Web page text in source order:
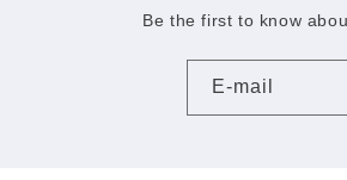
Be the first to know
E-mail